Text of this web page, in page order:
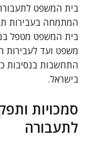
בית המשפט
המתמחה בעבירות
בית המשפט מטפל
משפט ועד לעבירות
התחשבות בנסיבות
בישראל.
סמכויות
לתעבורה